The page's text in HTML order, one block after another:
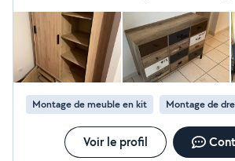
Montage de meuble en kit Montage de
Voir le profil